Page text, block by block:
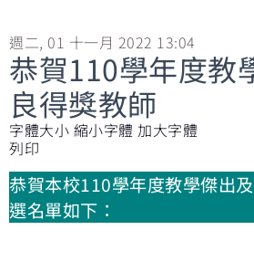
週二, 01 十一月 2022 13:04
恭賀110學年度教
良得獎教師
字體大小 縮小字體 加大字體
列印
恭賀本校110學年度教學傑出
選名單如下：